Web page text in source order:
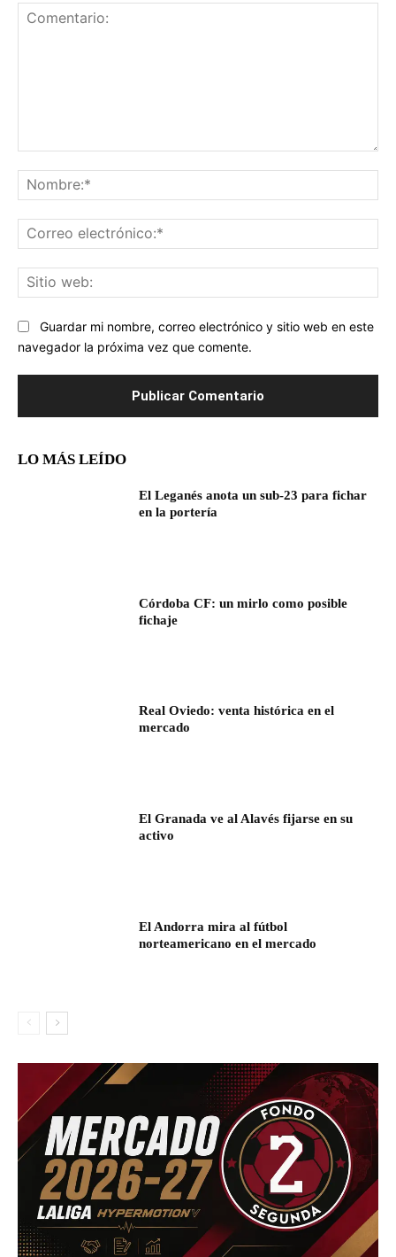
Guardar mi nombre, correo electrónico y sitio web en este
navegador la próxima vez que comente.
LO MÁS LEÍDO
El Leganés anota un sub-23 para fichar
en la portería
Córdoba CF: un mirlo como posible
fichaje
Real Oviedo: venta histórica en el
mercado
El Granada ve al Alavés fijarse en su
activo
El Andorra mira al fútbol
norteamericano en el mercado